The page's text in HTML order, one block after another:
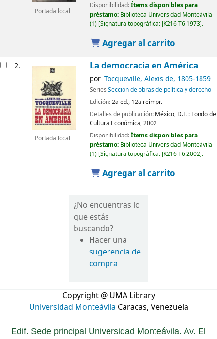
Portada local
Disponibilidad:Ítems disponibles para
préstamo: Biblioteca Universidad Monteávila
(1) Signatura topográfica: JK216 T6 1973 .
Agregar al carrito
2.
Portada local
La democracia en América
por Tocqueville, Alexis de, 1805-1859
Series Sección de obras de política y derecho
Edición:2a ed., 12a reimpr.
Detalles de publicación: México, D.F. : Fondo de
Cultura Económica,2002
Disponibilidad:Ítems disponibles para
préstamo: Biblioteca Universidad Monteávila
(1) Signatura topográfica: JK216 T6 2002 .
Agregar al carrito
¿No encuentras lo
que estás
buscando?
Hacer una
sugerencia de
compra
Copyright @ UMA Library
Universidad Monteávila Caracas, Venezuela
Edif. Sede principal Universidad Monteávila. Av. El